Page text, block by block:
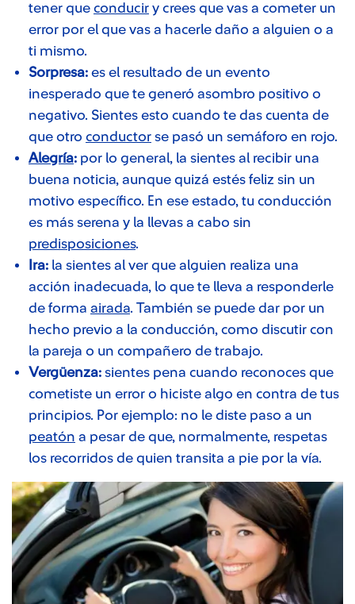
tener que conducir y crees que vas a cometer un
error por el que vas a hacerle daño a alguien o a
ti mismo.
Sorpresa: es el resultado de un evento
inesperado que te generó asombro positivo o
negativo. Sientes esto cuando te das cuenta de
que otro conductor se pasó un semáforo en rojo.
Alegría: por lo general, la sientes al recibir una
buena noticia, aunque quizá estés feliz sin un
motivo específico. En ese estado, tu conducción
es más serena y la llevas a cabo sin
predisposiciones.
Ira: la sientes al ver que alguien realiza una
acción inadecuada, lo que te lleva a responderle
de forma airada. También se puede dar por un
hecho previo a la conducción, como discutir con
la pareja o un compañero de trabajo.
Vergüenza: sientes pena cuando reconoces que
cometiste un error o hiciste algo en contra de tus
principios. Por ejemplo: no le diste paso a un
peatón a pesar de que, normalmente, respetas
los recorridos de quien transita a pie por la vía.